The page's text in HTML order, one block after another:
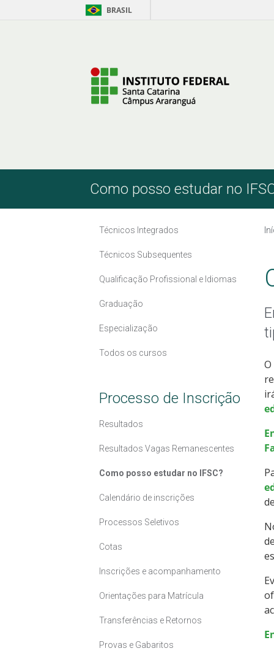
Pular para o Conteúdo BRASIL
Como posso estudar no
Técnicos Integrados
Técnicos Subsequentes
Qualificação Profissional e Idiomas
Graduação
Especialização
Todos os cursos
Processo de Inscrição
Resultados
Resultados Vagas Remanescentes
Como posso estudar no IFSC?
Calendário de inscrições
Processos Seletivos
Cotas
Inscrições e acompanhamento
Orientações para Matrícula
Transferências e Retornos
Provas e Gabaritos